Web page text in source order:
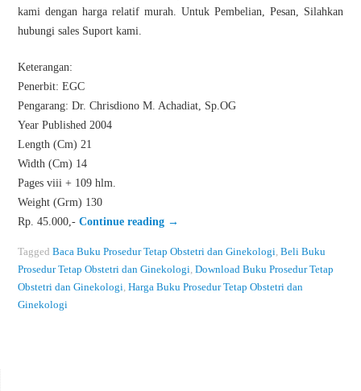
kami dengan harga relatif murah. Untuk Pembelian, Pesan, Silahkan
hubungi sales Suport kami.
Keterangan:
Penerbit: EGC
Pengarang: Dr. Chrisdiono M. Achadiat, Sp.OG
Year Published 2004
Length (Cm) 21
Width (Cm) 14
Pages viii + 109 hlm.
Weight (Grm) 130
Rp. 45.000,- Continue reading →
Tagged Baca Buku Prosedur Tetap Obstetri dan Ginekologi Beli Buku
Prosedur Tetap Obstetri dan Ginekologi Download Buku Prosedur Tetap
Obstetri dan Ginekologi Harga Buku Prosedur Tetap Obstetri dan
Ginekologi